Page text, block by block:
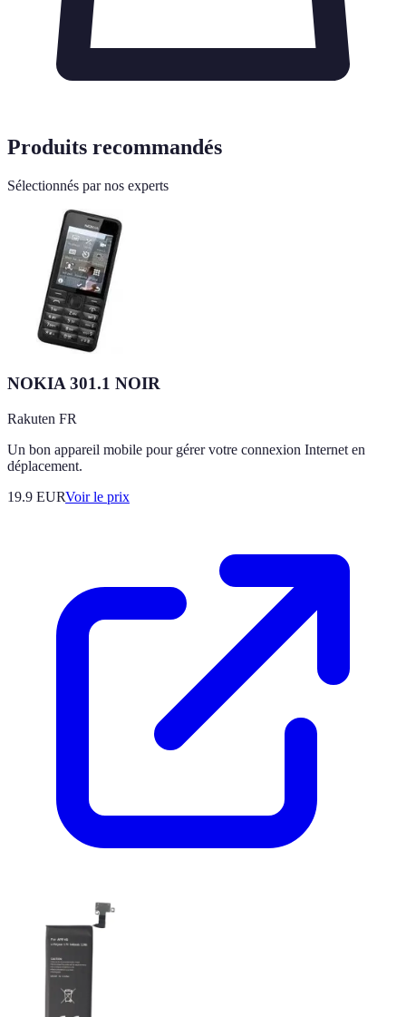
Produits recommandés
Sélectionnés par nos experts
NOKIA 301.1 NOIR
Rakuten FR
Un bon appareil mobile pour gérer votre connexion Internet en
déplacement.
19.9 EURVoir le prix